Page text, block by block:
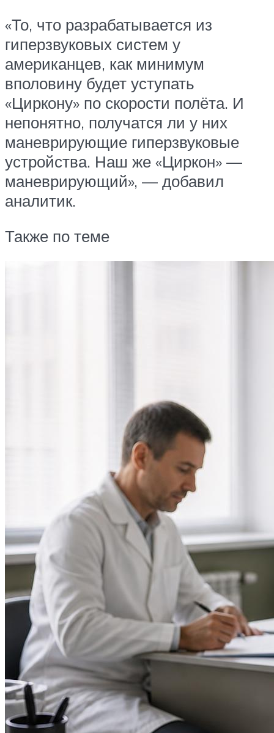
«То, что разрабатывается из
гиперзвуковых систем у
американцев, как минимум
вполовину будет уступать
«Циркону» по скорости полёта. И
непонятно, получатся ли у них
маневрирующие гиперзвуковые
устройства. Наш же «Циркон» —
маневрирующий», — добавил
аналитик.
Также по теме